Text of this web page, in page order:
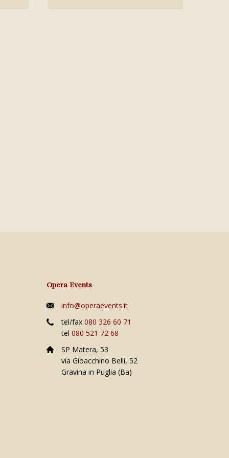
Opera Events
info@operaevents.it
tel/fax 080 326 60 71
tel 080 521 72 68
SP Matera, 53
via Gioacchino Belli, 52
Gravina in Puglia (Ba)